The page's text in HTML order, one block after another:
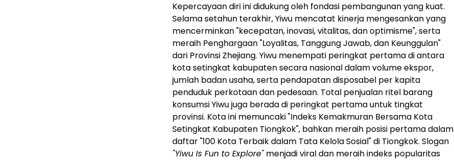
Kepercayaan diri ini didukung oleh fondasi pembangunan yang kuat.
Selama setahun terakhir, Yiwu mencatat kinerja mengesankan yang
mencerminkan "kecepatan, inovasi, vitalitas, dan optimisme", serta
meraih Penghargaan "Loyalitas, Tanggung Jawab, dan Keunggulan"
dari Provinsi Zhejiang. Yiwu menempati peringkat pertama di antara
kota setingkat kabupaten secara nasional dalam volume ekspor,
jumlah badan usaha, serta pendapatan disposabel per kapita
penduduk perkotaan dan pedesaan. Total penjualan ritel barang
konsumsi Yiwu juga berada di peringkat pertama untuk tingkat
provinsi. Kota ini memuncaki "Indeks Kemakmuran Bersama Kota
Setingkat Kabupaten Tiongkok", bahkan meraih posisi pertama dalam
daftar "100 Kota Terbaik dalam Tata Kelola Sosial" di Tiongkok. Slogan
"Yiwu Is Fun to Explore"menjadi viral dan meraih indeks popularitas